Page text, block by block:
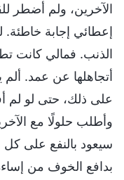
الآخرين، ولم أضطر
إعطائي إجابة
الذنب. فمالي كانت
أتجاهلها عن عمد.
على ذلك، حتى لو لم
وأطلب حلولًا مع
سيعود بالنفع على
بدافع الخوف من